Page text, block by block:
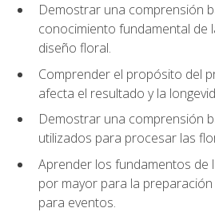
Demostrar una comprensión
conocimiento fundamental de
diseño floral.
Comprender el propósito del
afecta el resultado y la
Demostrar una comprensión
utilizados para procesar las
Aprender los fundamentos de
por mayor para la
para eventos.